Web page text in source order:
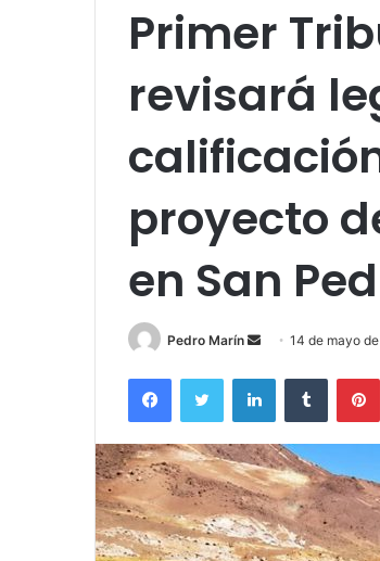
Primer
revisará
proyecto
en San
Pedro Marín
Send14 de mayo
FacebookTwitter LinkedInTumblr